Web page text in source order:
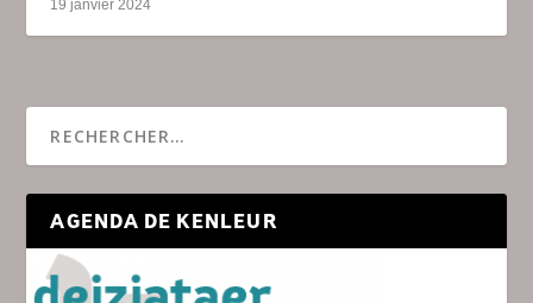
19 janvier 2024
AGENDA DE KENLEUR